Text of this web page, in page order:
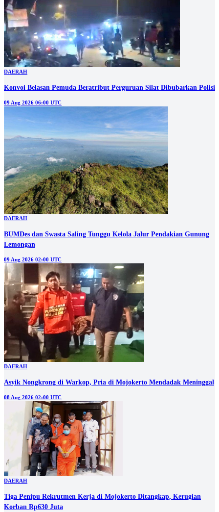
DAERAH
Konvoi Belasan Pemuda Beratribut Perguruan Silat Dibubarkan Polisi
09 Aug 2026 06:00 UTC
DAERAH
BUMDes dan Swasta Saling Tunggu Kelola Jalur Pendakian Gunung
Lemongan
09 Aug 2026 02:00 UTC
DAERAH
Asyik Nongkrong di Warkop, Pria di Mojokerto Mendadak Meninggal
08 Aug 2026 02:00 UTC
DAERAH
Tiga Penipu Rekrutmen Kerja di Mojokerto Ditangkap, Kerugian
Korban Rp630 Juta